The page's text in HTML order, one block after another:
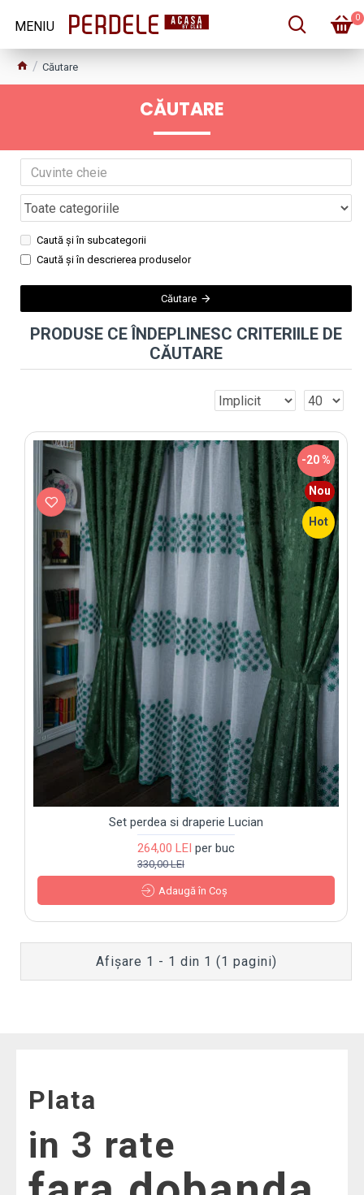
0
Căutare
CĂUTARE
Caută și în subcategorii
Caută și în descrierea produselor
Căutare
PRODUSE CE ÎNDEPLINESC CRITERIILE DE
CĂUTARE
Nou
Hot
-20 %
Set perdea si draperie Lucian
264,00 LEI
330,00 LEI
per buc
Adaugă în Coş
Afişare 1 - 1 din 1 (1 pagini)
Plata
in 3 rate